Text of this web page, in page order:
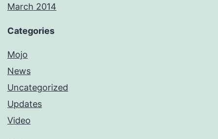
March 2014
Categories
Mojo
News
Uncategorized
Updates
Video